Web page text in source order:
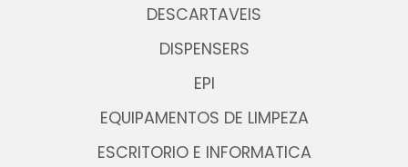
DESCARTAVEIS
DISPENSERS
EPI
EQUIPAMENTOS DE LIMPEZA
ESCRITORIO E INFORMATICA